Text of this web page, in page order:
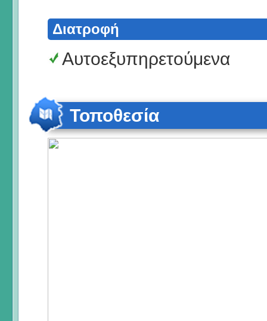
Διατροφή
Αυτοεξυπηρετούμενα
Τοποθεσία